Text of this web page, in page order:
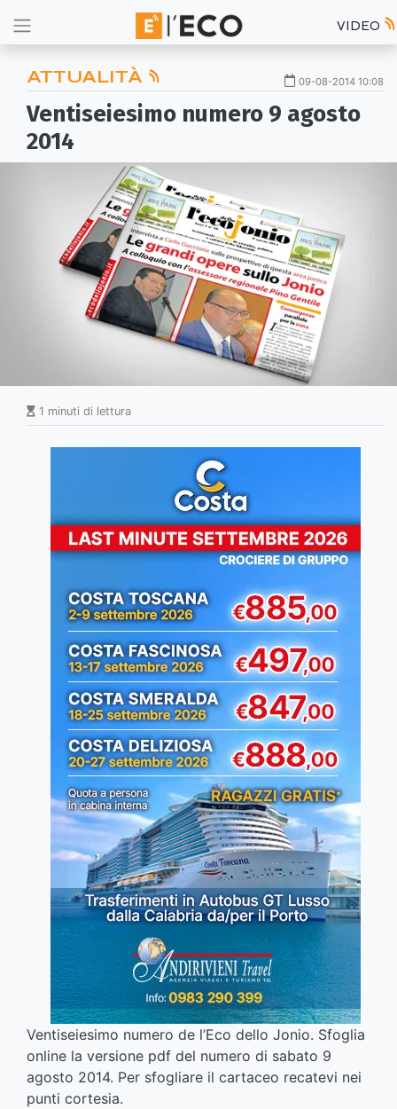
VIDEO
ATTUALITÀ 09-08-2014 10:08
Ventiseiesimo numero 9 agosto
2014
1 minuti di lettura
Ventiseiesimo numero de l’Eco dello Jonio. Sfoglia
online la versione pdf del numero di sabato 9
agosto 2014. Per sfogliare il cartaceo recatevi nei
punti cortesia.